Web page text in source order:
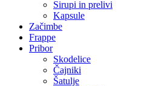
Sirupi in prelivi
Kapsule
Začimbe
Frappe
Pribor
Skodelice
Čajniki
Šatulje